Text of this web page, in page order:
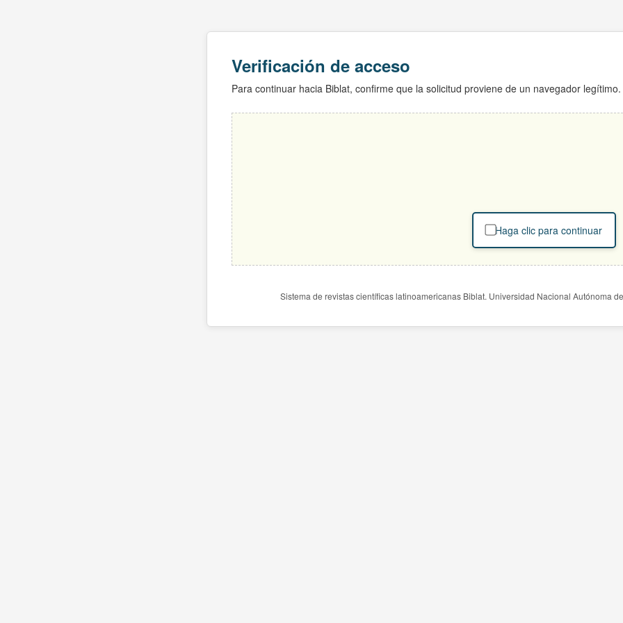
Verificación de acceso
Para continuar hacia Biblat, confirme que la solicitud proviene de un navegador legítimo.
Haga clic para continuar
Sistema de revistas científicas latinoamericanas Biblat. Universidad Nacional Autónoma